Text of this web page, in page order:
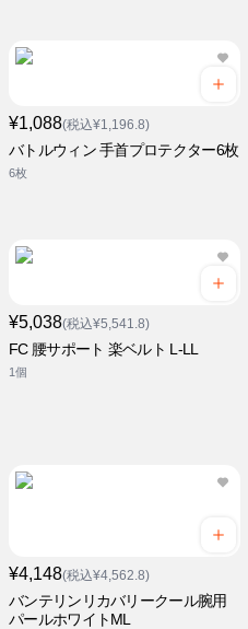
¥1,088(税込¥1,196.8)
バトルウィン 手首プロテクター6枚
6枚
¥5,038(税込¥5,541.8)
FC 腰サポート 楽ベルト L-LL
1個
¥4,148(税込¥4,562.8)
バンテリンリカバリークール腕用
パールホワイトML